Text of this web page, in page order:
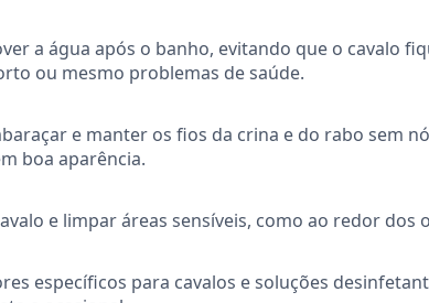
a água após o banho, evitando que o cavalo
ou mesmo problemas de saúde.
e manter os fios da crina e do rabo sem
boa aparência.
e limpar áreas sensíveis, como ao redor dos
específicos para cavalos e soluções